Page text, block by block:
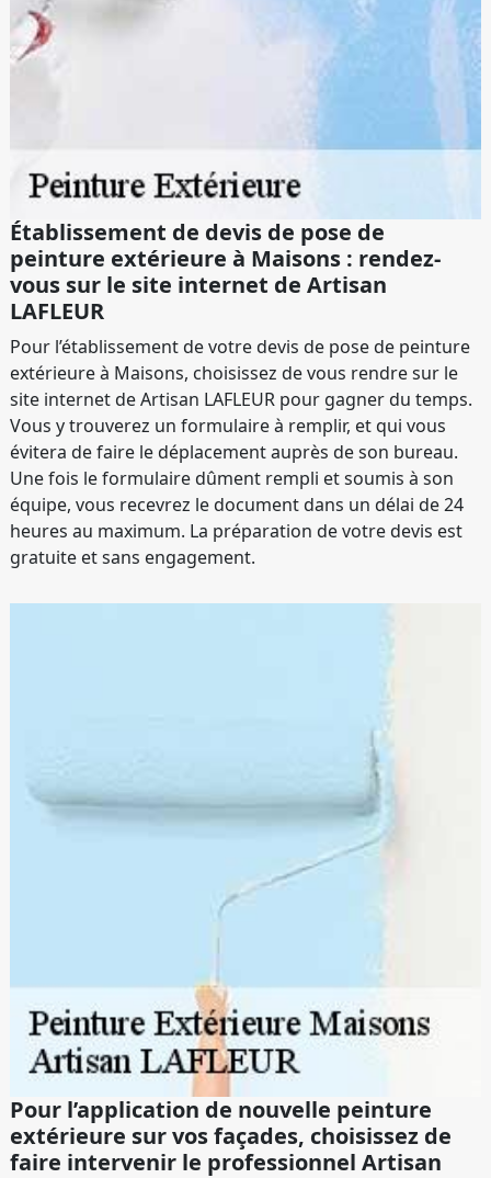
Établissement de devis de pose de
peinture extérieure à Maisons : rendez-
vous sur le site internet de Artisan
LAFLEUR
Pour l’établissement de votre devis de pose de peinture
extérieure à Maisons, choisissez de vous rendre sur le
site internet de Artisan LAFLEUR pour gagner du temps.
Vous y trouverez un formulaire à remplir, et qui vous
évitera de faire le déplacement auprès de son bureau.
Une fois le formulaire dûment rempli et soumis à son
équipe, vous recevrez le document dans un délai de 24
heures au maximum. La préparation de votre devis est
gratuite et sans engagement.
Pour l’application de nouvelle peinture
extérieure sur vos façades, choisissez de
faire intervenir le professionnel Artisan